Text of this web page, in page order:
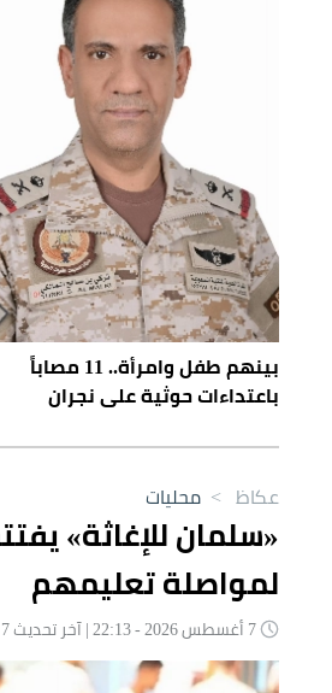
بينهم طفل وامرأة.. 11 مصاباً
باعتداءات حوثية على نجران
عكاظ > محليات
«سلمان للإغاثة»
لمواصلة تعليمهم